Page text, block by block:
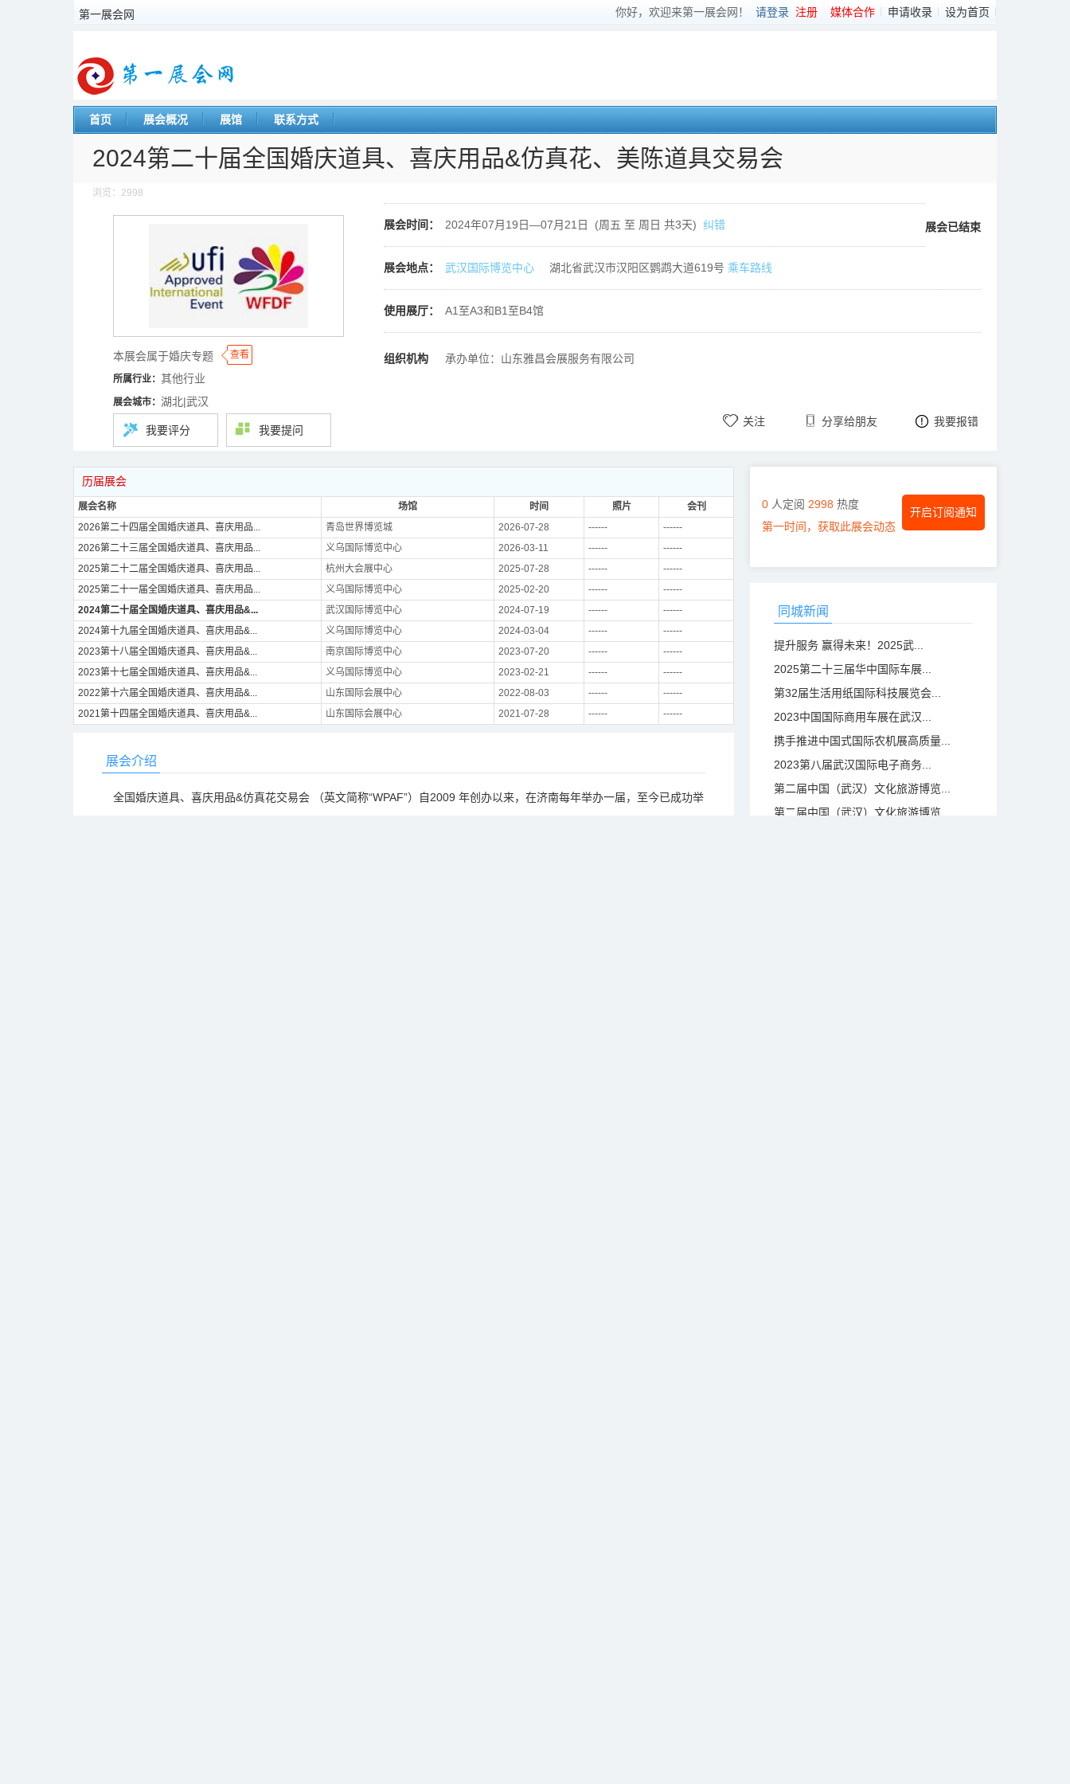
第一展会网 你好，欢迎来第一展会网！ 请登录 注册 媒体合作 申请收录 设为首页
首页 展会概况 展馆 联系方式
2024第二十届全国婚庆道具、喜庆用品&仿真花、美陈道具交易会
浏览：2998
展会已结束
展会时间： 2024年07月19日—07月21日 (周五 至 周日 共3天) 纠错
展会地点： 武汉国际博览中心 湖北省武汉市汉阳区鹦鹉大道619号 乘车路线
使用展厅： A1至A3和B1至B4馆
组织机构 承办单位：山东雅昌会展服务有限公司
本展会属于婚庆专题 ◆
◆查看
所属行业： 其他行业
展会城市： 湖北|武汉
我要评分 我要提问
关注 分享给朋友 我要报错
历届展会
展会名称 场馆 时间 照片
会刊
2026第二十四届全国婚庆道具、喜庆用品...
青岛世界博览城 2026-07-28 ------
------
2026第二十三届全国婚庆道具、喜庆用品...
义乌国际博览中心 2026-03-11 ------
------
2025第二十二届全国婚庆道具、喜庆用品...
杭州大会展中心 2025-07-28 ------
------
2025第二十一届全国婚庆道具、喜庆用品...
义乌国际博览中心 2025-02-20 ------
------
2024第二十届全国婚庆道具、喜庆用品&...
武汉国际博览中心 2024-07-19 ------
------
2024第十九届全国婚庆道具、喜庆用品&...
义乌国际博览中心 2024-03-04 ------
------
2023第十八届全国婚庆道具、喜庆用品&...
南京国际博览中心 2023-07-20 ------
------
2023第十七届全国婚庆道具、喜庆用品&...
义乌国际博览中心 2023-02-21 ------
------
2022第十六届全国婚庆道具、喜庆用品&...
山东国际会展中心 2022-08-03 ------
------
2021第十四届全国婚庆道具、喜庆用品&...
山东国际会展中心 2021-07-28 ------ ------
展会介绍
全国婚庆道具、喜庆用品&仿真花交易会 （英文简称“WPAF”）自2009 年创办以来，在济南每年举办一届，至今已成功举
0 人定阅 2998 热度
开启订阅通知
第一时间，获取此展会动态
同城新闻
提升服务 赢得未来！2025武...
2025第二十三届华中国际车展...
第32届生活用纸国际科技展览会...
2023中国国际商用车展在武汉...
携手推进中国式国际农机展高质量...
2023第八届武汉国际电子商务...
第二届中国（武汉）文化旅游博览...
第二届中国（武汉）文化旅游博览...